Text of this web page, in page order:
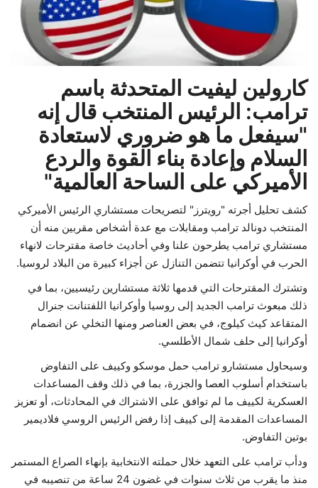
حياة
كارولين ليفيت المتحدثة باسم
ترامب: الرئيس المنتخب قال إنه
"سيفعل ما هو ضروري لاستعادة
السلام وإعادة بناء القوة والردع
الأميركي على الساحة العالمية"
كشف تحليل أجرته "رويترز" لتصريحات مستشاري الرئيس الأميركي
المنتخب دونالد ترامب ومقابلات مع عدة أشخاص مقربين منه أن
مستشاري ترامب يطرحون علنا وفي أحاديث خاصة مقترحات لانهاء
الحرب في أوكرانيا تتضمن التنازل عن أجزاء كبيرة من البلاد لروسيا.
وتشترك المقترحات التي قدمها ثلاثة مستشارين رئيسيين، بما في
ذلك مبعوث ترامب الجديد إلى روسيا وأوكرانيا اللفتنانت جنرال
المتقاعد كيث كيلوج، في بعض العناصر ومنها التخلي عن انضمام
أوكرانيا إلى حلف شمال الأطلسي.
وسيحاول مستشارو ترامب حمل موسكو وكييف على التفاوض
باستخدام أسلوب العصا والجزرة، بما في ذلك وقف المساعدات
العسكرية لكييف ما لم توافق على الاشتراك في المحادثات، أو تعزيز
المساعدات المقدمة إلى كييف إذا رفض الرئيس الروسي فلاديمير
بوتين التفاوض.
ودأب ترامب على التعهد خلال حملته الانتخابية بإنهاء الصراع المستمر
منذ ما يقرب من ثلاث سنوات في غضون 24 ساعة من تنصيبه في